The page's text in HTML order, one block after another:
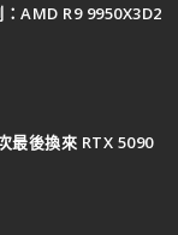
AMD R9 9950X3D2
最後換來 RTX 5090